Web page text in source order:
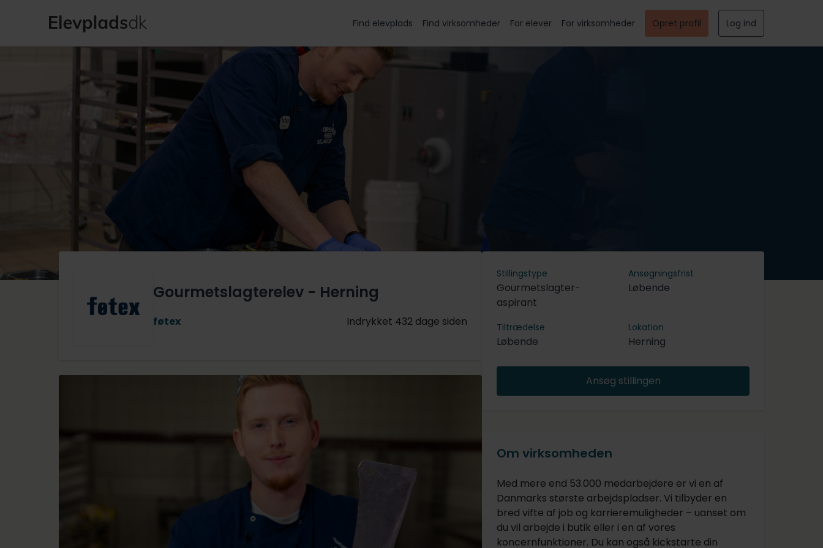
Find elevplads Find virksomheder For elever For virksomheder Opret profil Log ind
Gourmetslagterelev - Herning
føtex Indrykket 432 dage siden
Stillingstype
Gourmetslagter-
aspirant
Ansøgningsfrist
Løbende
Tiltrædelse
Løbende
Lokation
Herning
Ansøg stillingen
Om virksomheden
Med mere end 53.000 medarbejdere er vi en af
Danmarks største arbejdspladser. Vi tilbyder en
bred vifte af job og karrieremuligheder – uanset om
du vil arbejde i butik eller i en af vores
koncernfunktioner. Du kan også kickstarte din